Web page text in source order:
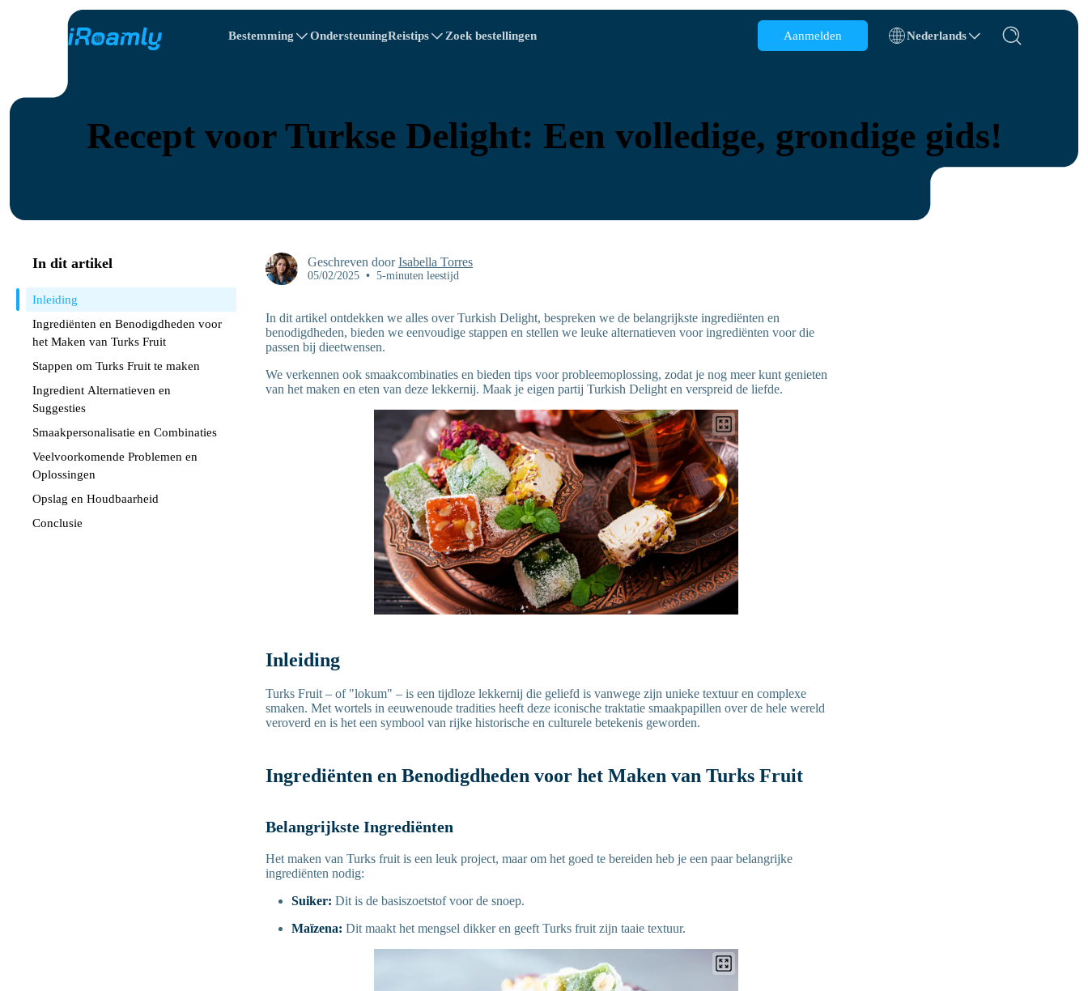
Bestemming OndersteuningReistips Zoek bestellingen Aanmelden Nederlands
Cambodja Canada Chili China
Denemarken
Explore All Bestemmings
Recept voor Turkse Delight: Een volledige, grondige gids!
In dit artikel
Inleiding
Ingrediënten en Benodigdheden voor
het Maken van Turks Fruit
Stappen om Turks Fruit te maken
Ingredient Alternatieven en
Suggesties
Smaakpersonalisatie en Combinaties
Veelvoorkomende Problemen en
Oplossingen
Opslag en Houdbaarheid
Conclusie
Geschreven doorIsabella Torres
05/02/2025 • 5-minuten leestijd
In dit artikel ontdekken we alles over Turkish Delight, bespreken we de belangrijkste ingrediënten en
benodigdheden, bieden we eenvoudige stappen en stellen we leuke alternatieven voor ingrediënten voor die
passen bij dieetwensen.
We verkennen ook smaakcombinaties en bieden tips voor probleemoplossing, zodat je nog meer kunt genieten
van het maken en eten van deze lekkernij. Maak je eigen partij Turkish Delight en verspreid de liefde.
Inleiding
Turks Fruit – of "lokum" – is een tijdloze lekkernij die geliefd is vanwege zijn unieke textuur en complexe
smaken. Met wortels in eeuwenoude tradities heeft deze iconische traktatie smaakpapillen over de hele wereld
veroverd en is het een symbool van rijke historische en culturele betekenis geworden.
Ingrediënten en Benodigdheden voor het Maken van Turks Fruit
Belangrijkste Ingrediënten
Het maken van Turks fruit is een leuk project, maar om het goed te bereiden heb je een paar belangrijke
ingrediënten nodig:
Suiker: Dit is de basiszoetstof voor de snoep.
Maïzena: Dit maakt het mengsel dikker en geeft Turks fruit zijn taaie textuur.